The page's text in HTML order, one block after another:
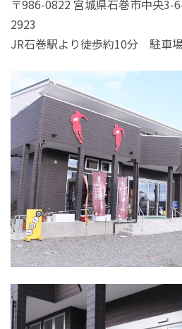
〒986-0822 宮城県石巻市中央
2923
JR石巻駅より徒歩約10分 駐車場